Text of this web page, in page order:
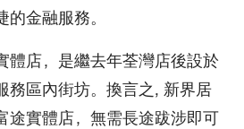
金融服務。
體店，是繼去年荃灣店後設於
務區內街坊。換言之, 新界居
途實體店，無需長途跋涉即可